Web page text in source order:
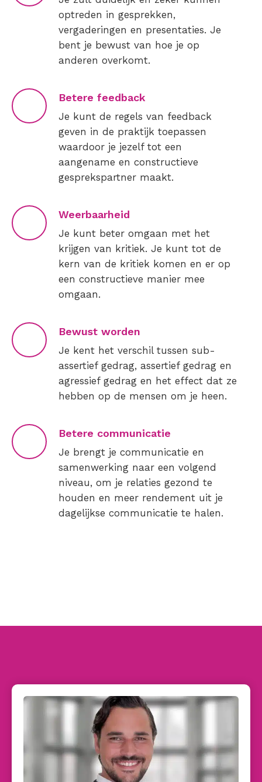
optreden in gesprekken,
vergaderingen en presentaties. Je
bent je bewust van hoe je op
anderen overkomt.
Betere feedback
Je kunt de regels van feedback
geven in de praktijk toepassen
waardoor je jezelf tot een
aangename en constructieve
gesprekspartner maakt.
Weerbaarheid
Je kunt beter omgaan met het
krijgen van kritiek. Je kunt tot de
kern van de kritiek komen en er op
een constructieve manier mee
omgaan.
Bewust worden
Je kent het verschil tussen sub-
assertief gedrag, assertief gedrag en
agressief gedrag en het effect dat ze
hebben op de mensen om je heen.
Betere communicatie
Je brengt je communicatie en
samenwerking naar een volgend
niveau, om je relaties gezond te
houden en meer rendement uit je
dagelijkse communicatie te halen.